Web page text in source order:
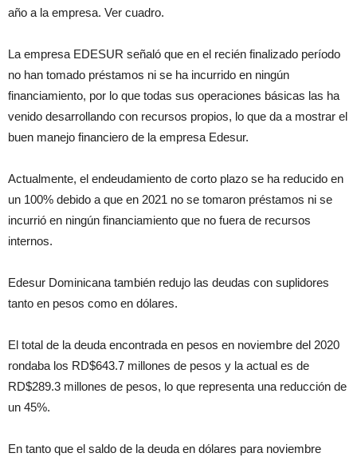
año a la empresa. Ver cuadro.
La empresa EDESUR señaló que en el recién finalizado período
no han tomado préstamos ni se ha incurrido en ningún
financiamiento, por lo que todas sus operaciones básicas las ha
venido desarrollando con recursos propios, lo que da a mostrar el
buen manejo financiero de la empresa Edesur.
Actualmente, el endeudamiento de corto plazo se ha reducido en
un 100% debido a que en 2021 no se tomaron préstamos ni se
incurrió en ningún financiamiento que no fuera de recursos
internos.
Edesur Dominicana también redujo las deudas con suplidores
tanto en pesos como en dólares.
El total de la deuda encontrada en pesos en noviembre del 2020
rondaba los RD$643.7 millones de pesos y la actual es de
RD$289.3 millones de pesos, lo que representa una reducción de
un 45%.
En tanto que el saldo de la deuda en dólares para noviembre